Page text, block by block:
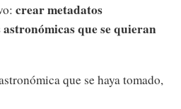
crear metadatos
que se quieran
que se haya tomado,